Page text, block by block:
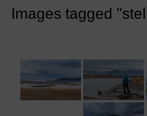
Images tagged